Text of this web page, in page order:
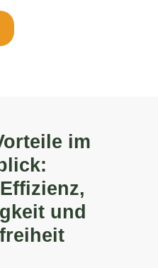
im
und